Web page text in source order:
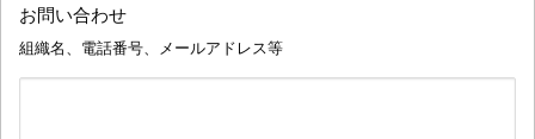
お問い合わせ
組織名、電話番号、メールアドレス等